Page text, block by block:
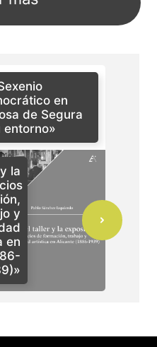
en
de Segura
entorno»
la
y
en